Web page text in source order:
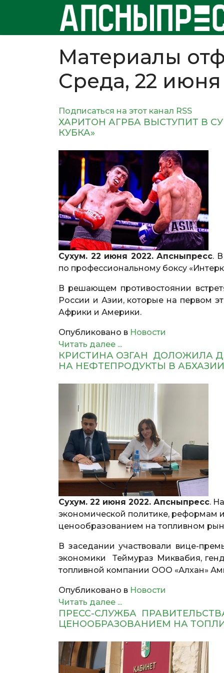
Материалы
Среда, 22 июня
Подписаться на этот канал RSS
ХАРИТОН АГРБА ВЫСТУПИТ В
КУБКА»
Сухум. 22 июня 2022. Апсныпресс.
по профессиональному боксу
В решающем противостоянии
России и Азии, которые на первом
Африки и Америки.
Опубликовано в Новости
Читать далее ...
КРИСТИНА ОЗГАН ДОЛОЖИЛА
НА НЕФТЕПРОДУКТЫ В АБХАЗИИ
Сухум. 22 июня 2022. Апсныпресс.
экономической политике, реформам
ценообразованием на топливном
В заседании участвовали вице-
экономики Теймураз Миквабия,
топливной компании ООО «Алхан»
Опубликовано в Новости
Читать далее ...
ПРЕСС-СЛУЖБА
ЦЕНООБРАЗОВАНИЕМ НА